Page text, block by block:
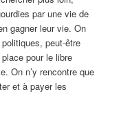
par une vie de
gagner leur vie. On
peut-être
pour le libre
On n’y rencontre que
et à payer les